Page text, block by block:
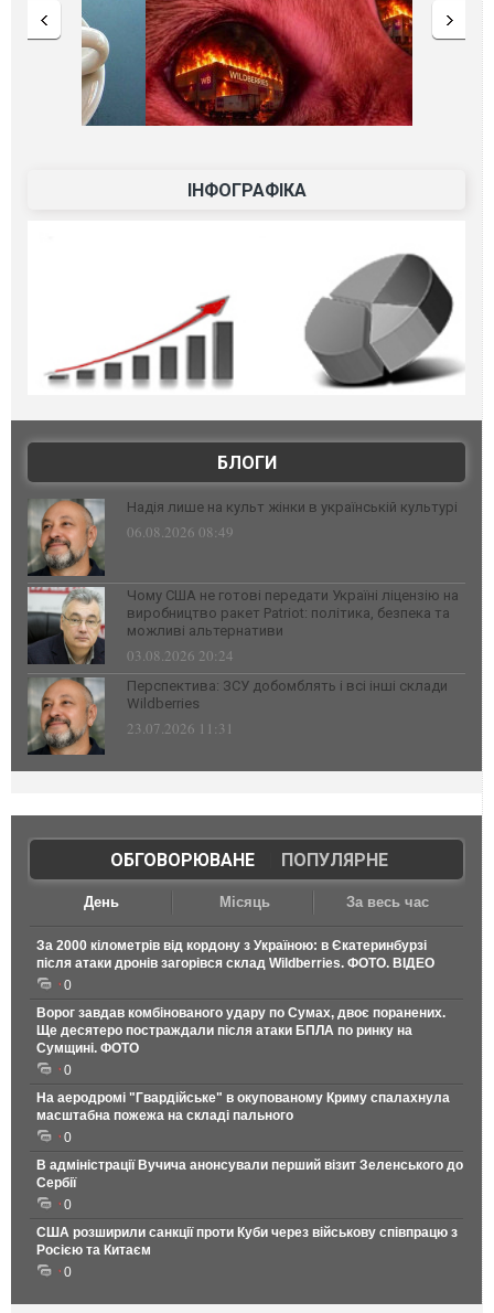
ІНФОГРАФІКА
БЛОГИ
Надія лише на культ жінки в українській культурі
06.08.2026 08:49
Чому США не готові передати Україні ліцензію на
виробництво ракет Patriot: політика, безпека та
можливі альтернативи
03.08.2026 20:24
Перспектива: ЗСУ добомблять і всі інші склади
Wildberries
23.07.2026 11:31
ОБГОВОРЮВАНЕ| ПОПУЛЯРНЕ
День Місяць За весь час
За 2000 кілометрів від кордону з Україною: в Єкатеринбурзі
після атаки дронів загорівся склад Wildberries. ФОТО. ВІДЕО
0
Ворог завдав комбінованого удару по Сумах, двоє поранених.
Ще десятеро постраждали після атаки БПЛА по ринку на
Сумщині. ФОТО
0
На аеродромі "Гвардійське" в окупованому Криму спалахнула
масштабна пожежа на складі пального
0
В адміністрації Вучича анонсували перший візит Зеленського до
Сербії
0
США розширили санкції проти Куби через військову співпрацю з
Росією та Китаєм
0